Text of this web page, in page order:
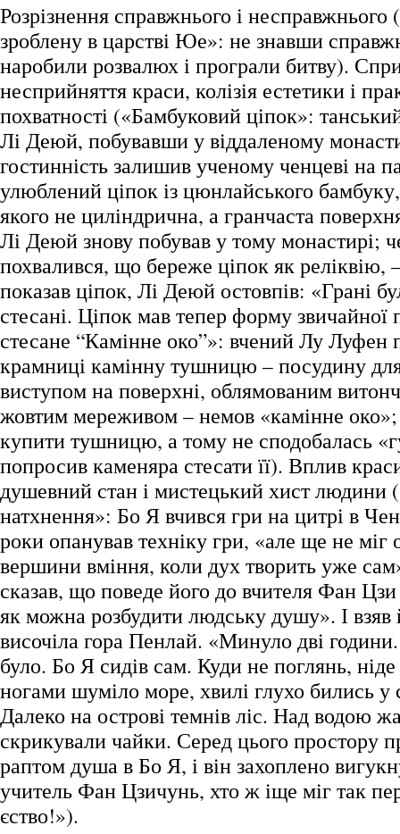
Розрізнення справжнього і
зроблену в царстві Юе»: не знавши
наробили розвалюх і програли битву).
несприйняття краси, колізія естетики і
похватності («Бамбуковий ціпок»:
Лі Деюй, побувавши у віддаленому
гостинність залишив ученому ченцеві на
улюблений ціпок із цюнлайського
якого не циліндрична, а гранчаста
Лі Деюй знову побував у тому монастирі;
похвалився, що береже ціпок як реліквію,
показав ціпок, Лі Деюй остовпів: «Грані
стесані. Ціпок мав тепер форму
стесане “Камінне око”»: вчений Лу Луфен
крамниці камінну тушницю – посудину
виступом на поверхні, облямованим
жовтим мереживом – немов «камінне око»;
купити тушницю, а тому не сподобалась
попросив каменяра стесати її). Вплив
душевний стан і мистецький хист людини
натхнення»: Бо Я вчився гри на цитрі в
роки опанував техніку гри, «але ще не міг
вершини вміння, коли дух творить уже
сказав, що поведе його до вчителя Фан
як можна розбудити людську душу». І взяв
височіла гора Пенлай. «Минуло дві
було. Бо Я сидів сам. Куди не поглянь,
ногами шуміло море, хвилі глухо бились у
Далеко на острові темнів ліс. Над водою
скрикували чайки. Серед цього простору
раптом душа в Бо Я, і він захоплено
учитель Фан Цзичунь, хто ж іще міг так
єство!»).